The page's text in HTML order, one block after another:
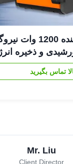
سیگار روشن کننده 1200 وات
و ذخیره
تماس بگیرید
Mr. Liu
Client Director